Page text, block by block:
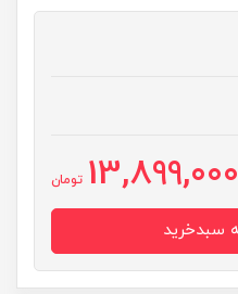
13,899,000 تومان